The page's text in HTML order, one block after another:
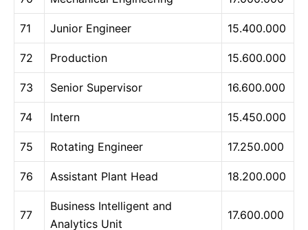
71 Junior Engineer 15.400.000
72 Production 15.600.000
73 Senior Supervisor 16.600.000
74 Intern 15.450.000
75 Rotating Engineer 17.250.000
76 Assistant Plant Head 18.200.000
77
Business Intelligent and
Analytics Unit
17.600.000